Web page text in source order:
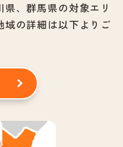
、群馬県の対象エリ
域の詳細は以下よりご